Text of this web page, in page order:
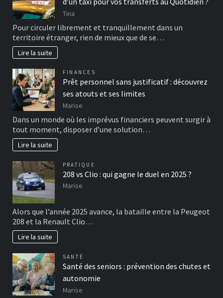
Tina
Pour circuler librement et tranquillement dans un
territoire étranger, rien de mieux que de se…
Lire la suite
FINANCES
Prêt personnel sans justificatif : découvrez
ses atouts et ses limites
Marise
Dans un monde où les imprévus financiers peuvent surgir à
tout moment, disposer d’une solution…
Lire la suite
PRATIQUE
208 vs Clio : qui gagne le duel en 2025 ?
Marise
Alors que l’année 2025 avance, la bataille entre la Peugeot
208 et la Renault Clio…
Lire la suite
SANTÉ
Santé des seniors : prévention des chutes et
autonomie
Marise